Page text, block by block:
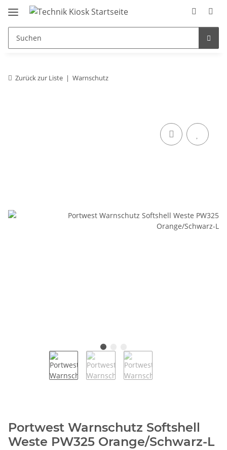
Zurück zur Liste Warnschutz
Portwest Warnschutz Softshell
Weste PW325 Orange/Schwarz-L